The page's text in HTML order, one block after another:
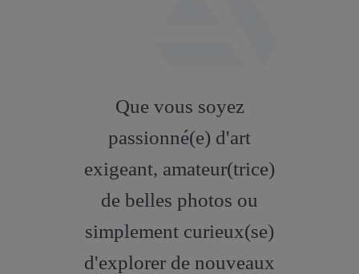
artstation
Que vous soyez
passionné(e) d'art
exigeant, amateur(trice)
de belles photos ou
simplement curieux(se)
d'explorer de nouveaux